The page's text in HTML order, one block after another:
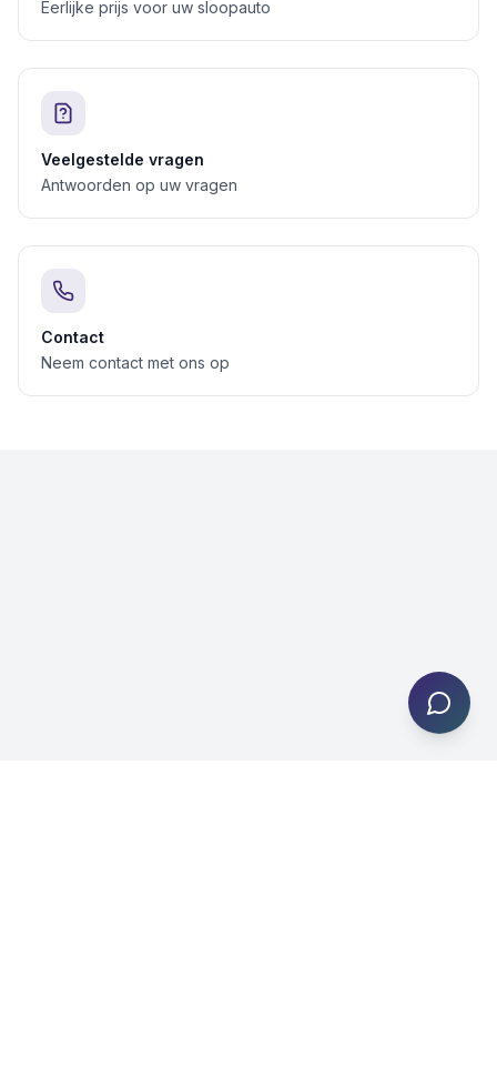
Eerlijke prijs voor uw sloopauto
Veelgestelde vragen
Antwoorden op uw vragen
Contact
Neem contact met ons op